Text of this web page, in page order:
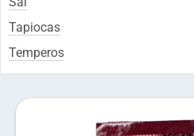
Tapiocas
Temperos